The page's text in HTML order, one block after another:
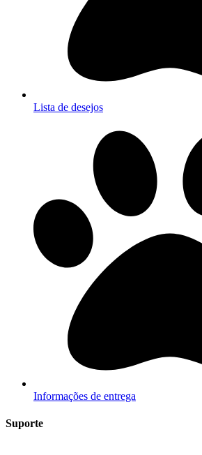
Lista de desejos
Informações de entrega
Suporte